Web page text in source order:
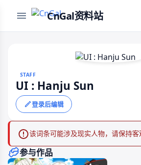
CnGal资料站
STAFF
UI : Hanju Sun
登录后编辑
该词条可能涉及现实人物，请保持客
参与作品